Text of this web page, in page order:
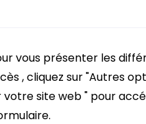
vous présenter les
, cliquez sur "Autres
votre site web " pour